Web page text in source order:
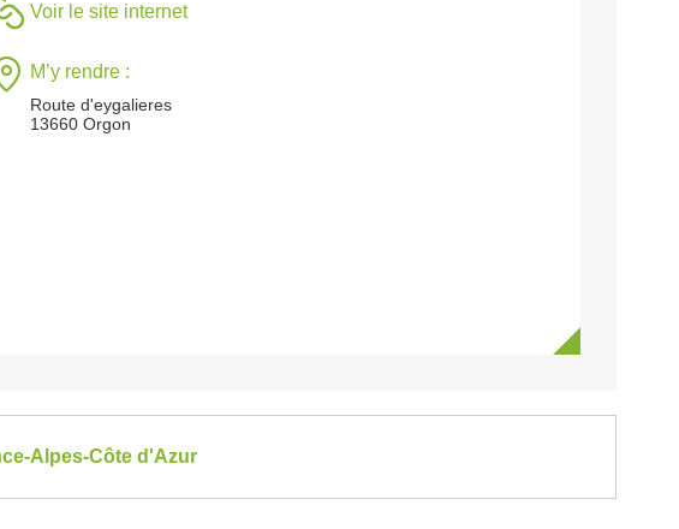
Voir le site internet
M’y rendre :
Route d'eygalieres
13660 Orgon
Alpes-Côte d'Azur